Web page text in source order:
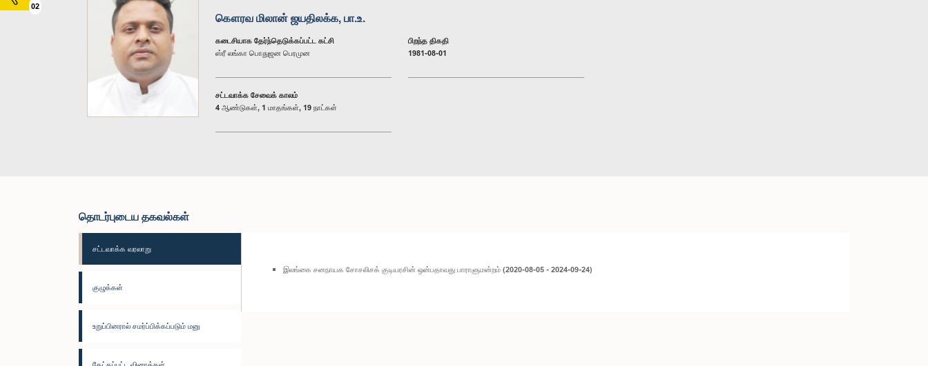
02
கௌரவ மிலான் ஜயதிலக்க, பா.உ.
கடைசியாக தேர்ந்தெடுக்கப்பட்ட கட்சி
ஸ்ரீ லங்கா பொதுஜன பெரமுன
பிறந்த திகதி
1981-08-01
சட்டவாக்க சேவைக் காலம்
4 ஆண்டுகள், 1 மாதங்கள், 19 நாட்கள்
தொடர்புடைய தகவல்கள்
சட்டவாக்க வரலாறு
குழுக்கள்
உறுப்பினரால் சமர்ப்பிக்கப்படும் மனு
இலங்கை சனநாயக சோசலிசக் குடியரசின் ஒன்பதாவது பாராளுமன்றம் (2020-08-05 - 2024-09-24)